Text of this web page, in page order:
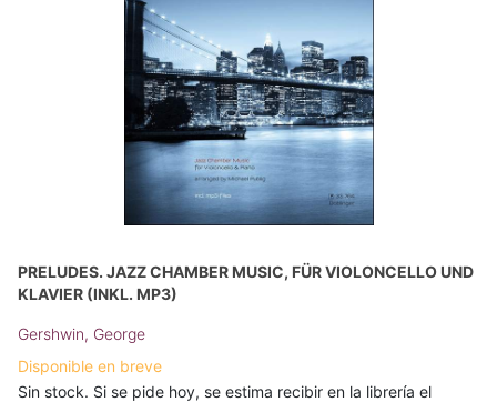
PRELUDES. JAZZ CHAMBER MUSIC, FÜR VIOLONCELLO UND
KLAVIER (INKL. MP3)
Gershwin, George
Disponible en breve
Sin stock. Si se pide hoy, se estima recibir en la librería el